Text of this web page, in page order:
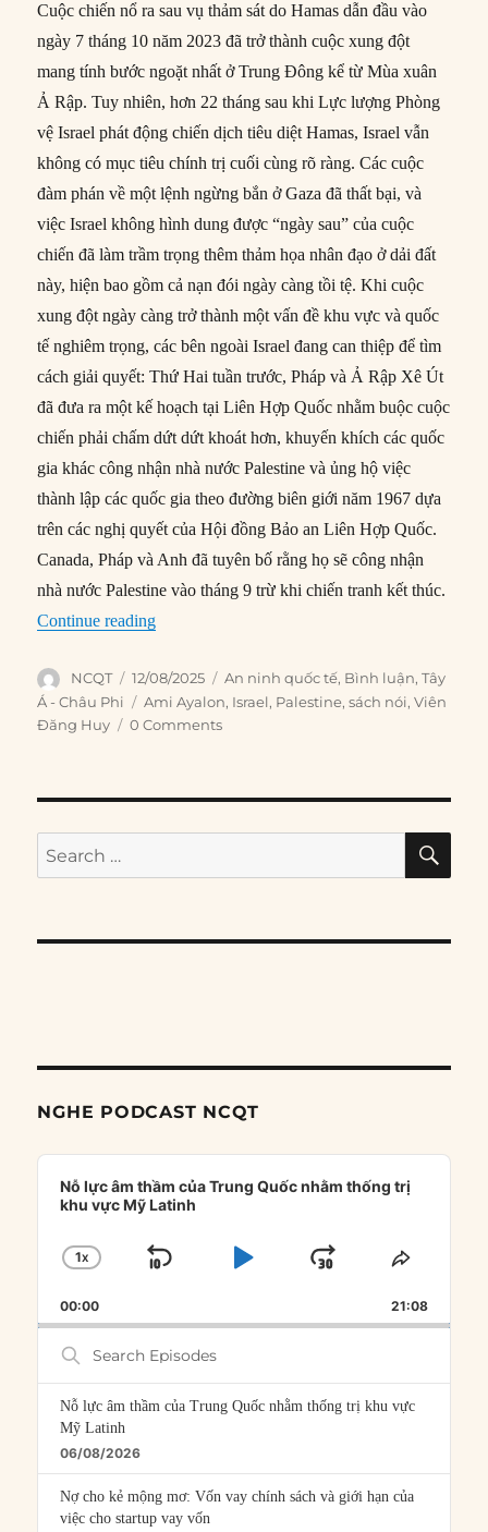
Cuộc chiến nổ ra sau vụ thảm sát do Hamas dẫn đầu vào
ngày 7 tháng 10 năm 2023 đã trở thành cuộc xung đột
mang tính bước ngoặt nhất ở Trung Đông kể từ Mùa xuân
Ả Rập. Tuy nhiên, hơn 22 tháng sau khi Lực lượng Phòng
vệ Israel phát động chiến dịch tiêu diệt Hamas, Israel vẫn
không có mục tiêu chính trị cuối cùng rõ ràng. Các cuộc
đàm phán về một lệnh ngừng bắn ở Gaza đã thất bại, và
việc Israel không hình dung được “ngày sau” của cuộc
chiến đã làm trầm trọng thêm thảm họa nhân đạo ở dải đất
này, hiện bao gồm cả nạn đói ngày càng tồi tệ. Khi cuộc
xung đột ngày càng trở thành một vấn đề khu vực và quốc
tế nghiêm trọng, các bên ngoài Israel đang can thiệp để tìm
cách giải quyết: Thứ Hai tuần trước, Pháp và Ả Rập Xê Út
đã đưa ra một kế hoạch tại Liên Hợp Quốc nhằm buộc cuộc
chiến phải chấm dứt dứt khoát hơn, khuyến khích các quốc
gia khác công nhận nhà nước Palestine và ủng hộ việc
thành lập các quốc gia theo đường biên giới năm 1967 dựa
trên các nghị quyết của Hội đồng Bảo an Liên Hợp Quốc.
Canada, Pháp và Anh đã tuyên bố rằng họ sẽ công nhận
nhà nước Palestine vào tháng 9 trừ khi chiến tranh kết thúc.
Continue reading“Israel đang tiến hành một cuộc chiến mà họ
Author
NCQT
Posted
on
12/08/2025 Categories
An ninh quốc tế, Bình luận,Tây
Á - Châu Phi
Tags
Ami Ayalon, Israel, Palestine,sách nói,Viên
Đăng Huy
0 Comments
Search
for:
NGHE PODCAST NCQT
Audio
Player
Nỗ lực âm thầm của Trung Quốc nhằm thống trị
khu vực Mỹ Latinh
CHANGE
RATE
1X
SKIP
PLAYJUMP
FORWARD
SHARE
00:00 21:08
Search
Episodes
Nỗ lực âm thầm của Trung Quốc nhằm thống trị khu vực
Mỹ Latinh
06/08/2026
Nợ cho kẻ mộng mơ: Vốn vay chính sách và giới hạn của
việc cho startup vay vốn